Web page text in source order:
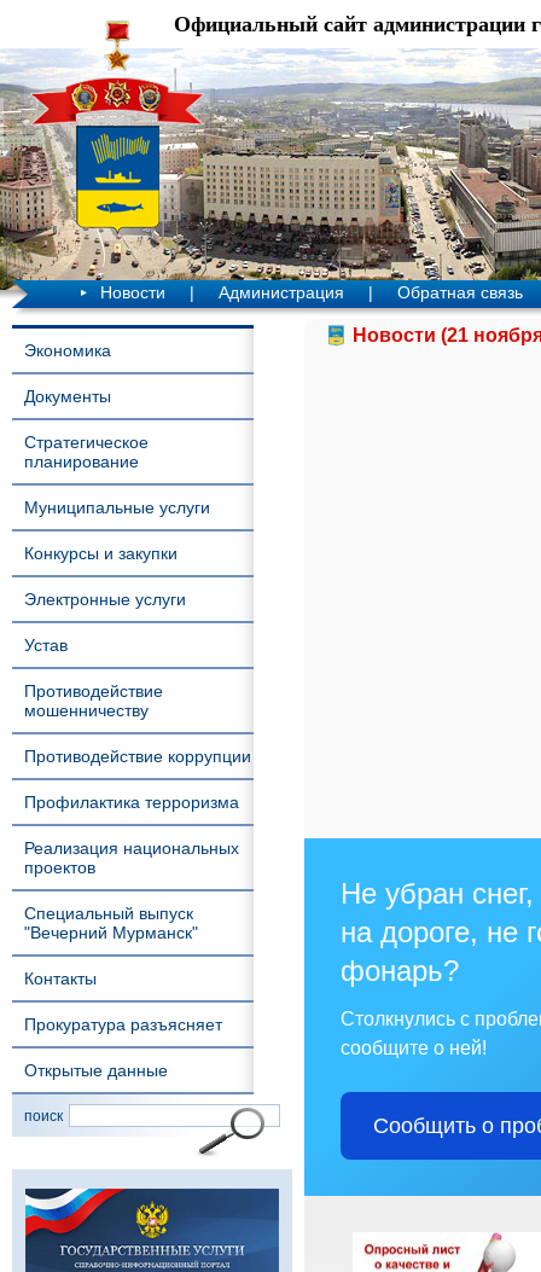
Официальный сайт администрации
Новости | Администрация | Обратная связь
Экономика
Документы
Стратегическое
планирование
Муниципальные услуги
Конкурсы и закупки
Электронные услуги
Устав
Противодействие
мошенничеству
Противодействие коррупции
Профилактика терроризма
Реализация национальных
проектов
Специальный выпуск
"Вечерний Мурманск"
Контакты
Прокуратура разъясняет
Открытые данные
поиск
Новости (21
Не убран
на дороге, не
фонарь?
Столкнулись с
сообщите о ней!
Сообщить о